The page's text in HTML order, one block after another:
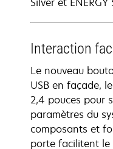
Interaction
Le nouveau
USB en façade,
2,4 pouces pour
paramètres du
composants et
porte facilitent le